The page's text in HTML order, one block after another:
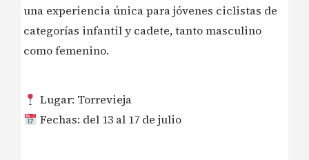
una experiencia única para jóvenes ciclistas de
categorías infantil y cadete, tanto masculino
como femenino.
Lugar: Torrevieja
Fechas: del 13 al 17 de julio